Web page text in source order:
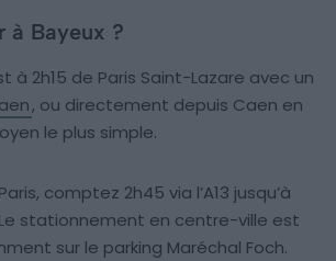
à Bayeux ?
à 2h15 de Paris Saint-Lazare avec un
, ou directement depuis Caen en
le plus simple.
comptez 2h45 via l’A13 jusqu’à
Le stationnement en centre-ville est
sur le parking Maréchal Foch.